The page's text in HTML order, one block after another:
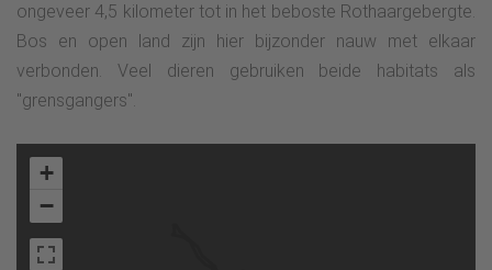
ongeveer 4,5 kilometer tot in het beboste Rothaargebergte.
Bos en open land zijn hier bijzonder nauw met elkaar
verbonden. Veel dieren gebruiken beide habitats als
"grensgangers".
+
−